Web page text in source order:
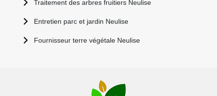
Traitement des arbres fruitiers Neulise
Entretien parc et jardin Neulise
Fournisseur terre végétale Neulise